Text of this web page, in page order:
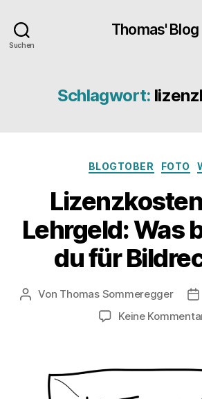
Suchen
Thomas' Blog
Schlagwort:
BLOGTOBER FOTO
Lehrgeld: Was
du für
Beitragsautor
Von Thomas Sommeregger
Keine